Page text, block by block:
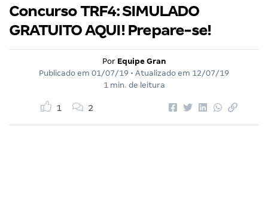
Concurso TRF4: SIMULADO
GRATUITO AQUI! Prepare-se!
Por Equipe Gran
Publicado em 01/07/19 • Atualizado em 12/07/19
1 min. de leitura
1 2